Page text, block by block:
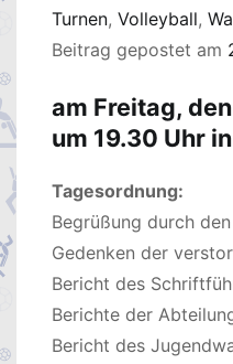
Turnen, Volleyball,
Beitrag gepostet am
am Freitag,
um 19.30 Uhr
Tagesordnung:
Begrüßung durch
Gedenken der
Bericht des
Berichte der
Bericht des